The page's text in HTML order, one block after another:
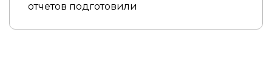
отчетов подготовили